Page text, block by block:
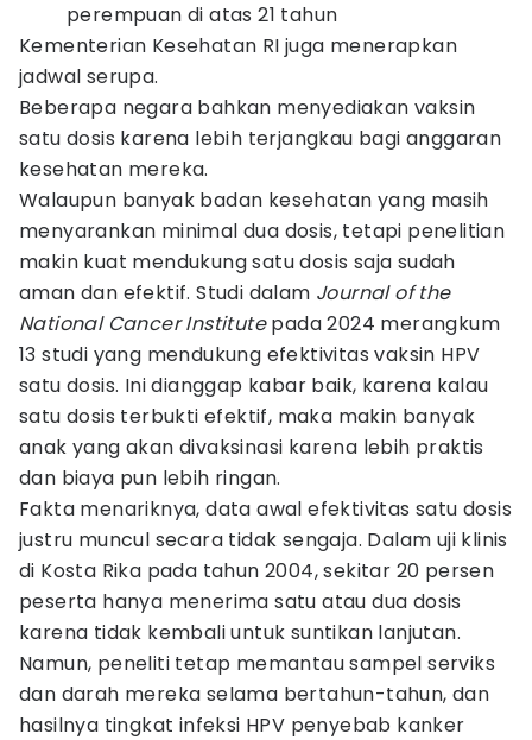
perempuan di atas 21 tahun
Kementerian Kesehatan RI juga menerapkan
jadwal serupa.
Beberapa negara bahkan menyediakan vaksin
satu dosis karena lebih terjangkau bagi anggaran
kesehatan mereka.
Walaupun banyak badan kesehatan yang masih
menyarankan minimal dua dosis, tetapi penelitian
makin kuat mendukung satu dosis saja sudah
aman dan efektif. Studi dalam Journal of the
National Cancer Institutepada 2024 merangkum
13 studi yang mendukung efektivitas vaksin HPV
satu dosis. Ini dianggap kabar baik, karena kalau
satu dosis terbukti efektif, maka makin banyak
anak yang akan divaksinasi karena lebih praktis
dan biaya pun lebih ringan.
Fakta menariknya, data awal efektivitas satu dosis
justru muncul secara tidak sengaja. Dalam uji klinis
di Kosta Rika pada tahun 2004, sekitar 20 persen
peserta hanya menerima satu atau dua dosis
karena tidak kembali untuk suntikan lanjutan.
Namun, peneliti tetap memantau sampel serviks
dan darah mereka selama bertahun-tahun, dan
hasilnya tingkat infeksi HPV penyebab kanker